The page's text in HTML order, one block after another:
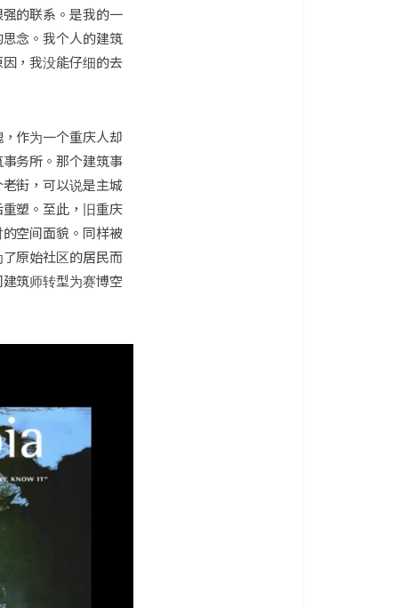
的联系。是我的一
念。我个人的建筑
，我没能仔细的去
作为一个重庆人却
务所。那个建筑事
街，可以说是主城
塑。至此，旧重庆
空间面貌。同样被
原始社区的居民而
筑师转型为赛博空